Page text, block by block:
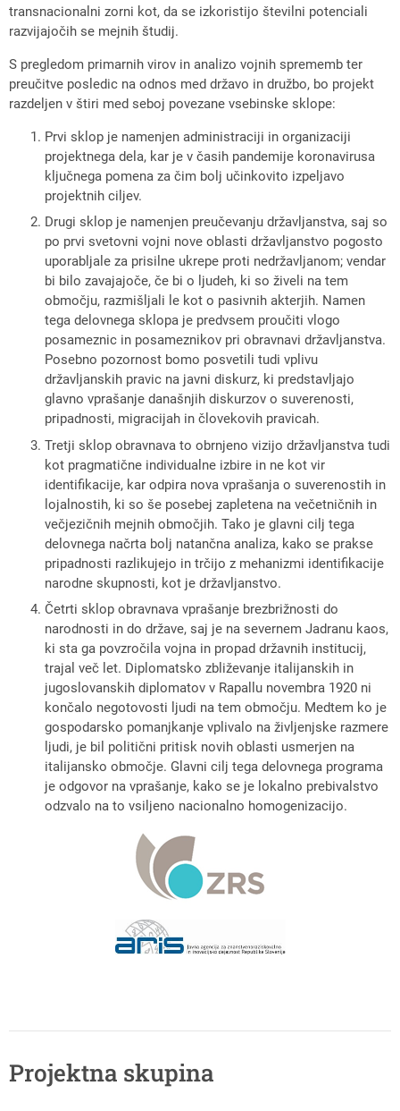
transnacionalni zorni kot, da se izkoristijo številni potenciali
razvijajočih se mejnih študij.
S pregledom primarnih virov in analizo vojnih sprememb ter
preučitve posledic na odnos med državo in družbo, bo projekt
razdeljen v štiri med seboj povezane vsebinske sklope:
Prvi sklop je namenjen administraciji in organizaciji
projektnega dela, kar je v časih pandemije koronavirusa
ključnega pomena za čim bolj učinkovito izpeljavo
projektnih ciljev.
Drugi sklop je namenjen preučevanju državljanstva, saj so
po prvi svetovni vojni nove oblasti državljanstvo pogosto
uporabljale za prisilne ukrepe proti nedržavljanom; vendar
bi bilo zavajajoče, če bi o ljudeh, ki so živeli na tem
območju, razmišljali le kot o pasivnih akterjih. Namen
tega delovnega sklopa je predvsem proučiti vlogo
posameznic in posameznikov pri obravnavi državljanstva.
Posebno pozornost bomo posvetili tudi vplivu
državljanskih pravic na javni diskurz, ki predstavljajo
glavno vprašanje današnjih diskurzov o suverenosti,
pripadnosti, migracijah in človekovih pravicah.
Tretji sklop obravnava to obrnjeno vizijo državljanstva tudi
kot pragmatične individualne izbire in ne kot vir
identifikacije, kar odpira nova vprašanja o suverenostih in
lojalnostih, ki so še posebej zapletena na večetničnih in
večjezičnih mejnih območjih. Tako je glavni cilj tega
delovnega načrta bolj natančna analiza, kako se prakse
pripadnosti razlikujejo in trčijo z mehanizmi identifikacije
narodne skupnosti, kot je državljanstvo.
Četrti sklop obravnava vprašanje brezbrižnosti do
narodnosti in do države, saj je na severnem Jadranu kaos,
ki sta ga povzročila vojna in propad državnih institucij,
trajal več let. Diplomatsko zbliževanje italijanskih in
jugoslovanskih diplomatov v Rapallu novembra 1920 ni
končalo negotovosti ljudi na tem območju. Medtem ko je
gospodarsko pomanjkanje vplivalo na življenjske razmere
ljudi, je bil politični pritisk novih oblasti usmerjen na
italijansko območje. Glavni cilj tega delovnega programa
je odgovor na vprašanje, kako se je lokalno prebivalstvo
odzvalo na to vsiljeno nacionalno homogenizacijo.
Projektna skupina